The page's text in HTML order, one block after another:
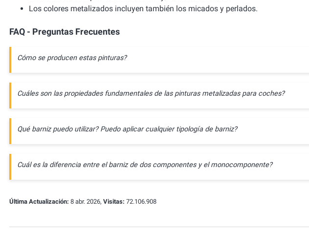
Los colores metalizados incluyen también los micados y perlados.
FAQ - Preguntas Frecuentes
Cómo se producen estas pinturas?
Cuáles son las propiedades fundamentales de las pinturas metalizadas para coches?
Qué barniz puedo utilizar? Puedo aplicar cualquier tipología de barniz?
Cuál es la diferencia entre el barniz de dos componentes y el monocomponente?
Última Actualización: 8 abr. 2026, Visitas: 72.106.908